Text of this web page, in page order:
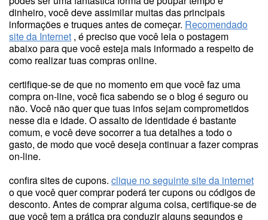
dinheiro, você deve assimilar muitas das principais
informações e truques antes de começar. Recomendado
site da Internet , é preciso que você leia o postagem
abaixo para que você esteja mais informado a respeito de
como realizar tuas compras online.
certifique-se de que no momento em que você faz uma
compra on-line, você fica sabendo se o blog é seguro ou
não. Você não quer que tuas infos sejam comprometidos
nesse dia e idade. O assalto de identidade é bastante
comum, e você deve socorrer a tua detalhes a todo o
gasto, de modo que você deseja continuar a fazer compras
on-line.
confira sites de cupons. clique no seguinte site da internet
o que você quer comprar poderá ter cupons ou códigos de
desconto. Antes de comprar alguma coisa, certifique-se de
que você tem a prática pra conduzir alguns segundos e